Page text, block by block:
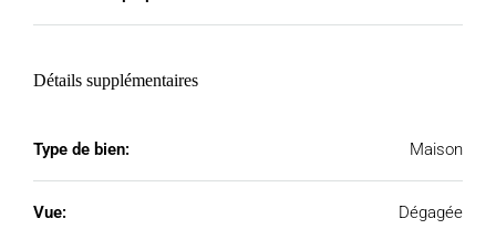
Détails supplémentaires
Type de bien: Maison
Vue: Dégagée